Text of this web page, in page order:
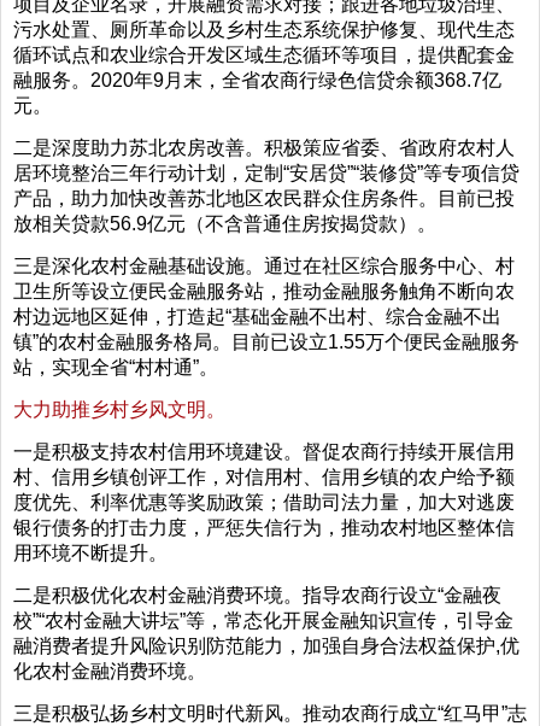
污水处置、厕所革命以及乡村生态系统保护修复、现代生态
循环试点和农业综合开发区域生态循环等项目，提供配套金
融服务。2020年9月末，全省农商行绿色信贷余额368.7亿
元。
二是深度助力苏北农房改善。积极策应省委、省政府农村人
居环境整治三年行动计划，定制“安居贷”“装修贷”等专项信贷
产品，助力加快改善苏北地区农民群众住房条件。目前已投
放相关贷款56.9亿元（不含普通住房按揭贷款）。
三是深化农村金融基础设施。通过在社区综合服务中心、村
卫生所等设立便民金融服务站，推动金融服务触角不断向农
村边远地区延伸，打造起“基础金融不出村、综合金融不出
镇”的农村金融服务格局。目前已设立1.55万个便民金融服务
站，实现全省“村村通”。
大力助推乡村乡风文明。
一是积极支持农村信用环境建设。督促农商行持续开展信用
村、信用乡镇创评工作，对信用村、信用乡镇的农户给予额
度优先、利率优惠等奖励政策；借助司法力量，加大对逃废
银行债务的打击力度，严惩失信行为，推动农村地区整体信
用环境不断提升。
二是积极优化农村金融消费环境。指导农商行设立“金融夜
校”“农村金融大讲坛”等，常态化开展金融知识宣传，引导金
融消费者提升风险识别防范能力，加强自身合法权益保护,优
化农村金融消费环境。
三是积极弘扬乡村文明时代新风。推动农商行成立“红马甲”志